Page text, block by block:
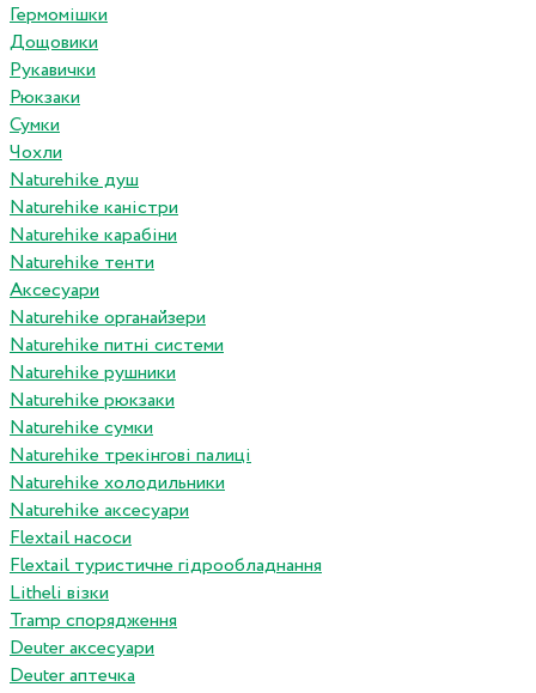
Гермомішки
Дощовики
Рукавички
Рюкзаки
Сумки
Чохли
Naturehike душ
Naturehike каністри
Naturehike карабіни
Naturehike тенти
Аксесуари
Naturehike органайзери
Naturehike питні системи
Naturehike рушники
Naturehike рюкзаки
Naturehike сумки
Naturehike трекінгові палиці
Naturehike холодильники
Naturehike аксесуари
Flextail насоси
Flextail туристичне гідрообладнання
Litheli візки
Tramp спорядження
Deuter аксесуари
Deuter аптечка